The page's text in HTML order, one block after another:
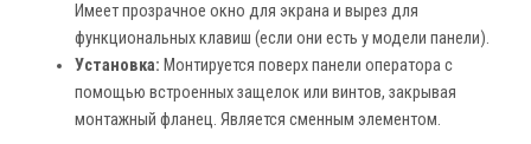
Имеет прозрачное окно для экрана и вырез для
функциональных клавиш (если они есть у модели панели).
Установка: Монтируется поверх панели оператора с
помощью встроенных защелок или винтов, закрывая
монтажный фланец. Является сменным элементом.